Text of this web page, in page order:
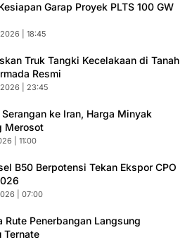
Garap Proyek PLTS 100 GW
| 18:45
Truk Tangki Kecelakaan di Tanah
Resmi
| 23:45
ke Iran, Harga Minyak
Merosot
| 11:00
B50 Berpotensi Tekan Ekspor CPO
| 07:00
Rute Penerbangan Langsung
Ternate